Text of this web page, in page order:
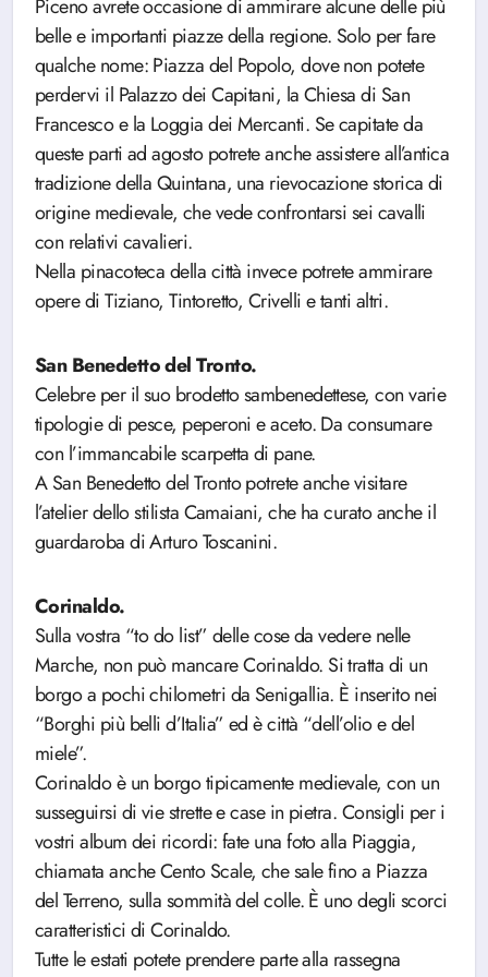
Piceno avrete occasione di ammirare alcune delle più
belle e importanti piazze della regione. Solo per fare
qualche nome: Piazza del Popolo, dove non potete
perdervi il Palazzo dei Capitani, la Chiesa di San
Francesco e la Loggia dei Mercanti. Se capitate da
queste parti ad agosto potrete anche assistere all’antica
tradizione della Quintana, una rievocazione storica di
origine medievale, che vede confrontarsi sei cavalli
con relativi cavalieri.
Nella pinacoteca della città invece potrete ammirare
opere di Tiziano, Tintoretto, Crivelli e tanti altri.
San Benedetto del Tronto.
Celebre per il suo brodetto sambenedettese, con varie
tipologie di pesce, peperoni e aceto. Da consumare
con l’immancabile scarpetta di pane.
A San Benedetto del Tronto potrete anche visitare
l’atelier dello stilista Camaiani, che ha curato anche il
guardaroba di Arturo Toscanini.
Corinaldo.
Sulla vostra “to do list” delle cose da vedere nelle
Marche, non può mancare Corinaldo. Si tratta di un
borgo a pochi chilometri da Senigallia. È inserito nei
“Borghi più belli d’Italia” ed è città “dell’olio e del
miele”.
Corinaldo è un borgo tipicamente medievale, con un
susseguirsi di vie strette e case in pietra. Consigli per i
vostri album dei ricordi: fate una foto alla Piaggia,
chiamata anche Cento Scale, che sale fino a Piazza
del Terreno, sulla sommità del colle. È uno degli scorci
caratteristici di Corinaldo.
Tutte le estati potete prendere parte alla rassegna